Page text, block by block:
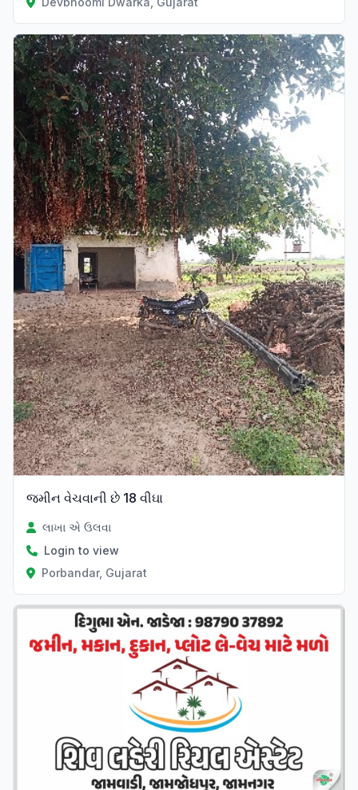
જમીન વેચવાની છે 18 વીઘા
લાખા એ ઉલવા
Login to view
Porbandar, Gujarat